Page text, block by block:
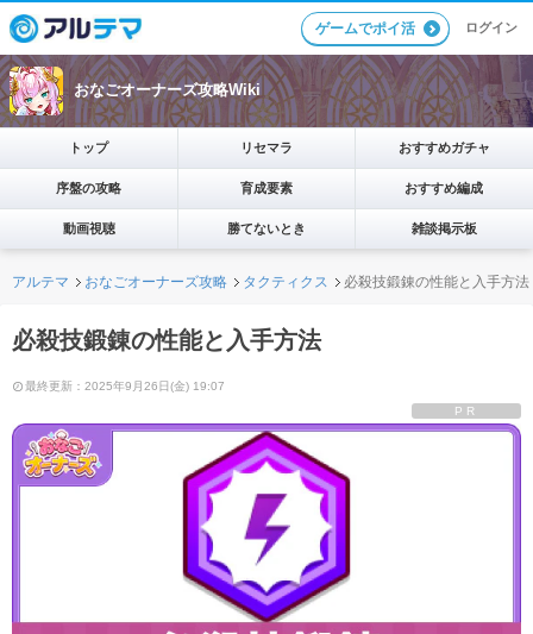
ゲームでポイ活 ログイン
おなごオーナーズ攻略Wiki
トップ リセマラ おすすめガチャ
序盤の攻略 育成要素 おすすめ編成
動画視聴 勝てないとき 雑談掲示板
アルテマ おなごオーナーズ攻略 タクティクス 必殺技鍛錬の性能と入手方法
必殺技鍛錬の性能と入手方法
最終更新：2025年9月26日(金) 19:07
PR